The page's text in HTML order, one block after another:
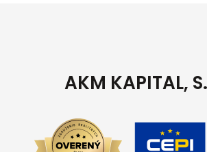
AKM KAPITAL,